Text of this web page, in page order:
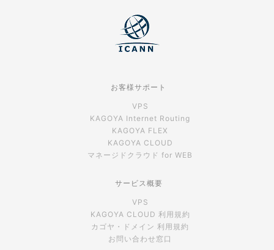
お客様サポート
VPS
KAGOYA Internet Routing
KAGOYA FLEX
KAGOYA CLOUD
マネージドクラウド for WEB
サービス概要
VPS
KAGOYA CLOUD 利用規約
カゴヤ・ドメイン 利用規約
お問い合わせ窓口